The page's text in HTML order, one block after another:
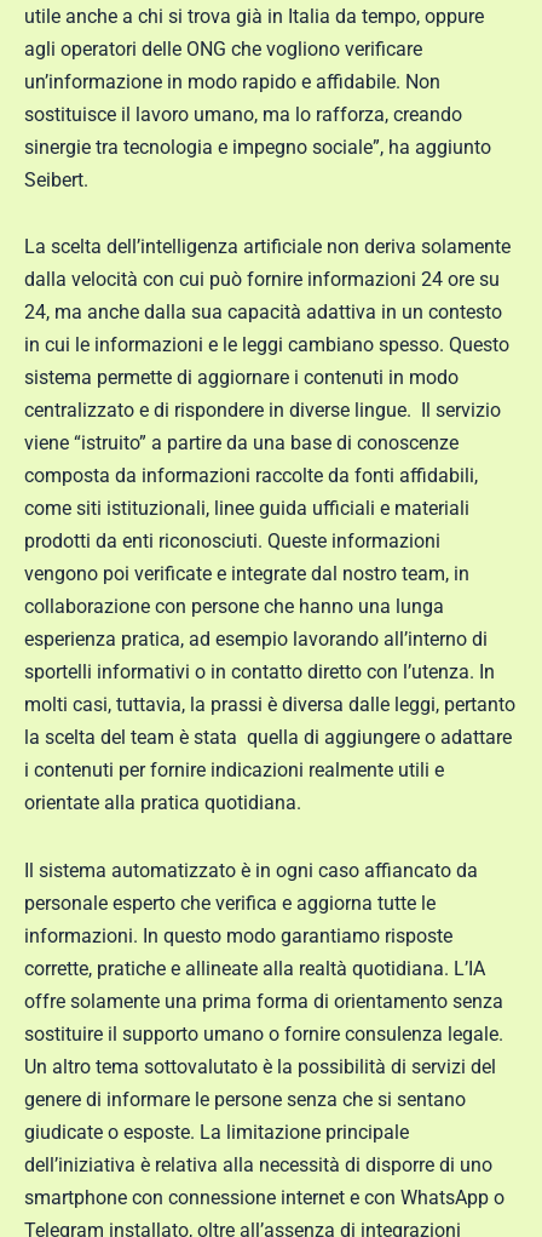
utile anche a chi si trova già in Italia da tempo, oppure
agli operatori delle ONG che vogliono verificare
un’informazione in modo rapido e affidabile. Non
sostituisce il lavoro umano, ma lo rafforza, creando
sinergie tra tecnologia e impegno sociale”, ha aggiunto
Seibert.
La scelta dell’intelligenza artificiale non deriva solamente
dalla velocità con cui può fornire informazioni 24 ore su
24, ma anche dalla sua capacità adattiva in un contesto
in cui le informazioni e le leggi cambiano spesso. Questo
sistema permette di aggiornare i contenuti in modo
centralizzato e di rispondere in diverse lingue. Il servizio
viene “istruito” a partire da una base di conoscenze
composta da informazioni raccolte da fonti affidabili,
come siti istituzionali, linee guida ufficiali e materiali
prodotti da enti riconosciuti. Queste informazioni
vengono poi verificate e integrate dal nostro team, in
collaborazione con persone che hanno una lunga
esperienza pratica, ad esempio lavorando all’interno di
sportelli informativi o in contatto diretto con l’utenza. In
molti casi, tuttavia, la prassi è diversa dalle leggi, pertanto
la scelta del team è stata quella di aggiungere o adattare
i contenuti per fornire indicazioni realmente utili e
orientate alla pratica quotidiana.
Il sistema automatizzato è in ogni caso affiancato da
personale esperto che verifica e aggiorna tutte le
informazioni. In questo modo garantiamo risposte
corrette, pratiche e allineate alla realtà quotidiana. L’IA
offre solamente una prima forma di orientamento senza
sostituire il supporto umano o fornire consulenza legale.
Un altro tema sottovalutato è la possibilità di servizi del
genere di informare le persone senza che si sentano
giudicate o esposte. La limitazione principale
dell’iniziativa è relativa alla necessità di disporre di uno
smartphone con connessione internet e con WhatsApp o
Telegram installato, oltre all’assenza di integrazioni